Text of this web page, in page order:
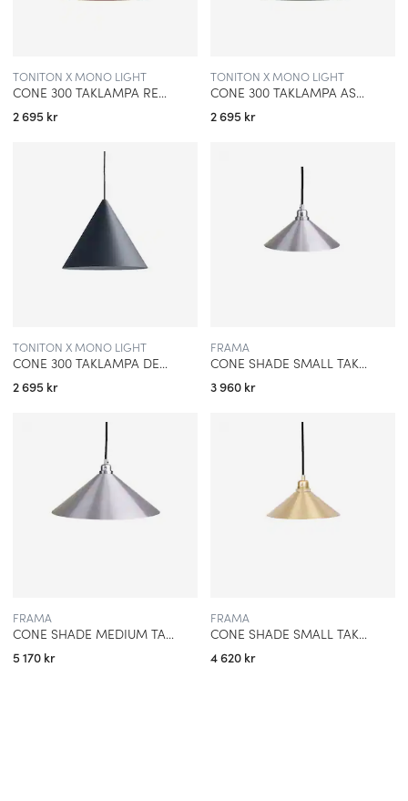
TONITON X MONO LIGHT
CONE 300 TAKLAMPA REDDISH BROWN
2 695 kr
TONITON X MONO LIGHT
CONE 300 TAKLAMPA ASH GREEN
2 695 kr
TONITON X MONO LIGHT
CONE 300 TAKLAMPA DEEP BLUE
2 695 kr
FRAMA
CONE SHADE SMALL TAKLAMPA ALUMINIUM
3 960 kr
FRAMA
CONE SHADE MEDIUM TAKLAMPA ALUMINIUM
5 170 kr
FRAMA
CONE SHADE SMALL TAKLAMPA BRASS
4 620 kr